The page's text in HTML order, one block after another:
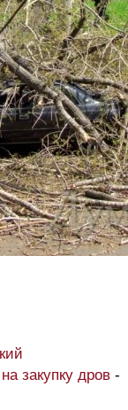
закупку дров -